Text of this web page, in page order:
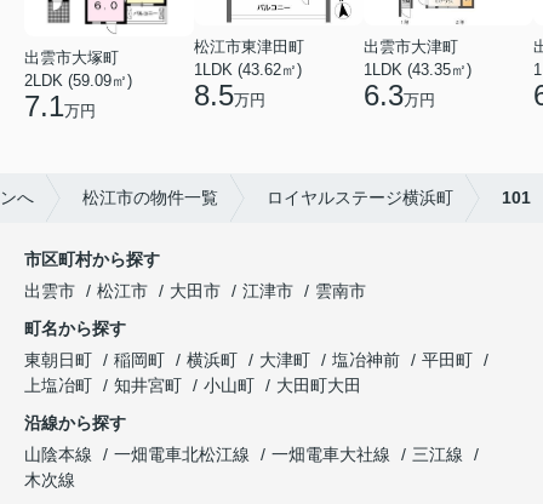
出雲市大塚町
2LDK (59.09㎡)
7.1万円
松江市東津田町
1LDK (43.62㎡)
8.5万円
出雲市大津町
1LDK (43.35㎡)
6.3万円
へ 松江市の物件一覧 ロイヤルステージ横浜町 101
市区町村から探す
出雲市
松江市 大田市 江津市
雲南市
町名から探す
東朝日町
稲岡町 横浜町 大津町 塩冶神前
平田町
上塩冶町
知井宮町 小山町
大田町大田
沿線から探す
山陰本線
一畑電車北松江線 一畑電車大社線
三江線
木次線